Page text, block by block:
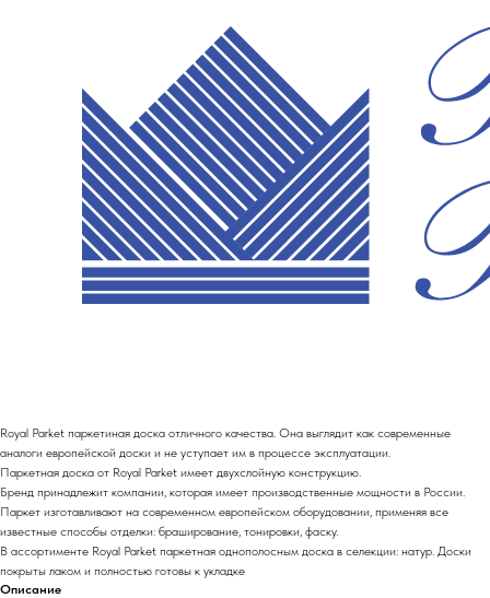
Royal Parket паркетиная доска отличного качества. Она выглядит как современные
аналоги европейской доски и не уступает им в процессе эксплуатации.
Паркетная доска от Royal Parket имеет двухслойную конструкцию.
Бренд принадлежит компании, которая имеет производственные мощности в России.
Паркет изготавливают на современном европейском оборудовании, применяя все
известные способы отделки: браширование, тонировки, фаску.
В ассортименте Royal Parket паркетная однополосным доска в селекции: натур. Доски
покрыты лаком и полностью готовы к укладке
Описание